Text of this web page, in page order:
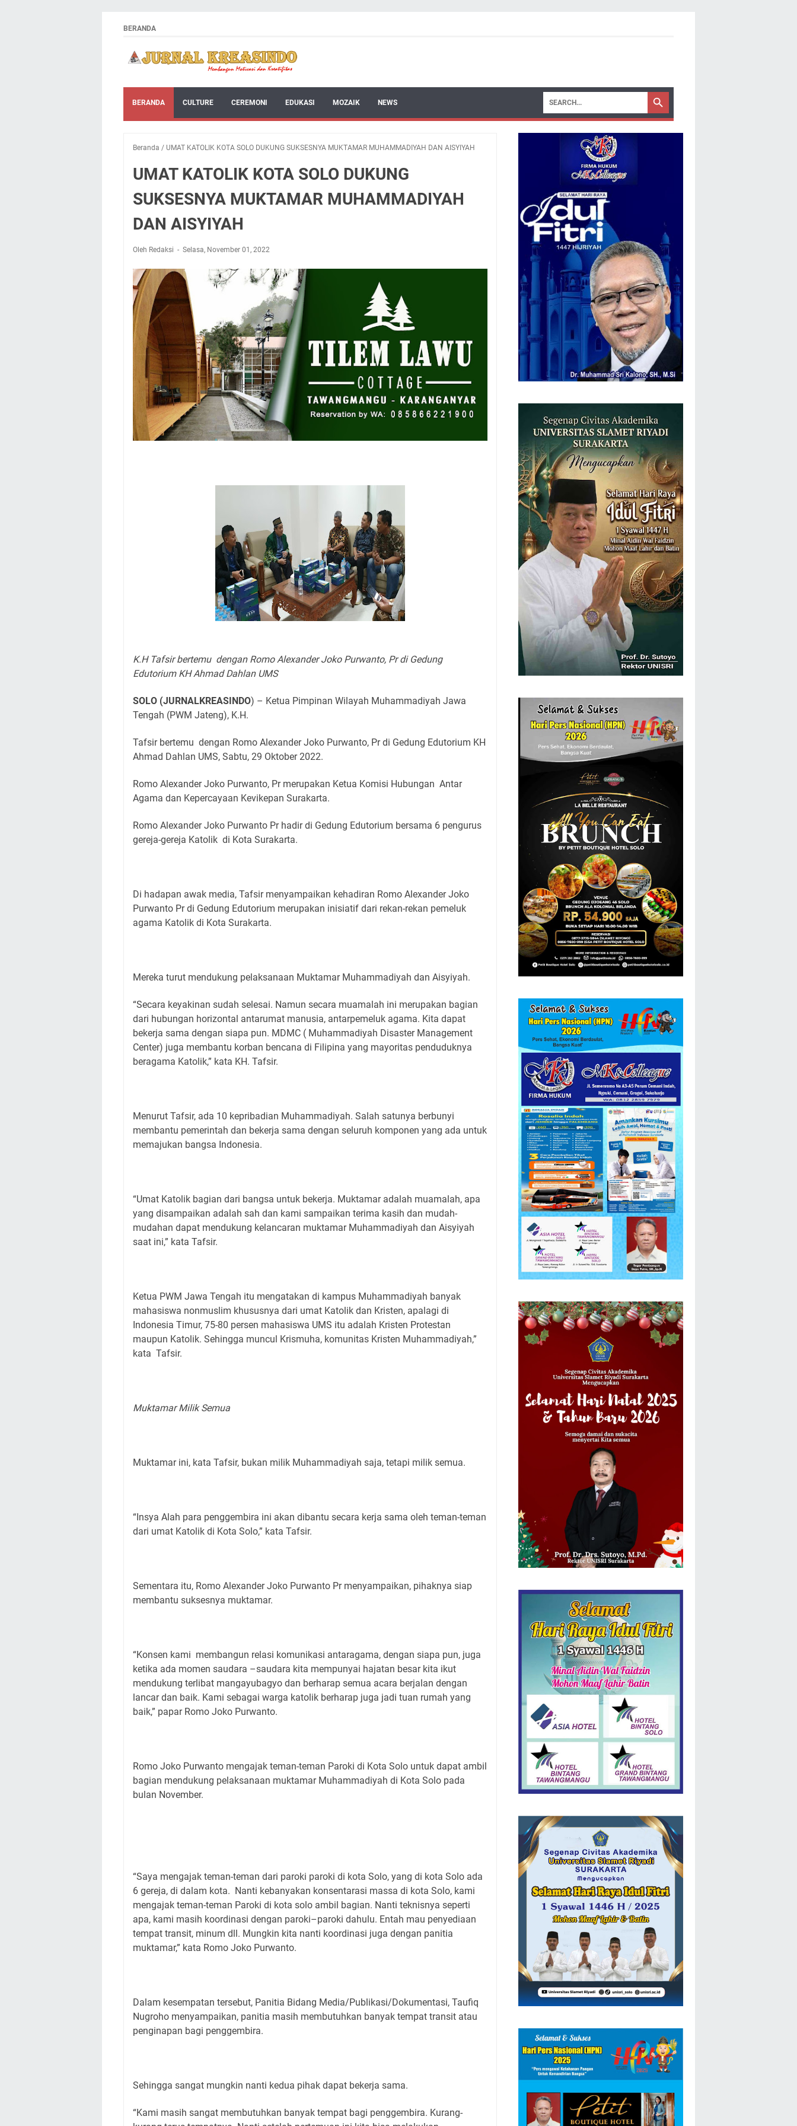
BERANDA
BERANDA CULTURE CEREMONI EDUKASI MOZAIK NEWS
Beranda / UMAT KATOLIK KOTA SOLO DUKUNG SUKSESNYA MUKTAMAR MUHAMMADIYAH DAN AISYIYAH
UMAT KATOLIK KOTA SOLO DUKUNG
SUKSESNYA MUKTAMAR MUHAMMADIYAH
DAN AISYIYAH
Oleh Redaksi Selasa, November 01, 2022
K.H Tafsir bertemu dengan Romo Alexander Joko Purwanto, Pr di Gedung
Edutorium KH Ahmad Dahlan UMS
SOLO (JURNALKREASINDO) – Ketua Pimpinan Wilayah Muhammadiyah Jawa
Tengah (PWM Jateng), K.H.
Tafsir bertemu dengan Romo Alexander Joko Purwanto, Pr di Gedung Edutorium KH
Ahmad Dahlan UMS, Sabtu, 29 Oktober 2022.
Romo Alexander Joko Purwanto, Pr merupakan Ketua Komisi Hubungan Antar
Agama dan Kepercayaan Kevikepan Surakarta.
Romo Alexander Joko Purwanto Pr hadir di Gedung Edutorium bersama 6 pengurus
gereja-gereja Katolik di Kota Surakarta.
Di hadapan awak media, Tafsir menyampaikan kehadiran Romo Alexander Joko
Purwanto Pr di Gedung Edutorium merupakan inisiatif dari rekan-rekan pemeluk
agama Katolik di Kota Surakarta.
Mereka turut mendukung pelaksanaan Muktamar Muhammadiyah dan Aisyiyah.
“Secara keyakinan sudah selesai. Namun secara muamalah ini merupakan bagian
dari hubungan horizontal antarumat manusia, antarpemeluk agama. Kita dapat
bekerja sama dengan siapa pun. MDMC ( Muhammadiyah Disaster Management
Center) juga membantu korban bencana di Filipina yang mayoritas penduduknya
beragama Katolik,” kata KH. Tafsir.
Menurut Tafsir, ada 10 kepribadian Muhammadiyah. Salah satunya berbunyi
membantu pemerintah dan bekerja sama dengan seluruh komponen yang ada untuk
memajukan bangsa Indonesia.
“Umat Katolik bagian dari bangsa untuk bekerja. Muktamar adalah muamalah, apa
yang disampaikan adalah sah dan kami sampaikan terima kasih dan mudah-
mudahan dapat mendukung kelancaran muktamar Muhammadiyah dan Aisyiyah
saat ini,” kata Tafsir.
Ketua PWM Jawa Tengah itu mengatakan di kampus Muhammadiyah banyak
mahasiswa nonmuslim khususnya dari umat Katolik dan Kristen, apalagi di
Indonesia Timur, 75-80 persen mahasiswa UMS itu adalah Kristen Protestan
maupun Katolik. Sehingga muncul Krismuha, komunitas Kristen Muhammadiyah,”
kata Tafsir.
Muktamar Milik Semua
Muktamar ini, kata Tafsir, bukan milik Muhammadiyah saja, tetapi milik semua.
“Insya Alah para penggembira ini akan dibantu secara kerja sama oleh teman-teman
dari umat Katolik di Kota Solo,” kata Tafsir.
Sementara itu, Romo Alexander Joko Purwanto Pr menyampaikan, pihaknya siap
membantu suksesnya muktamar.
“Konsen kami membangun relasi komunikasi antaragama, dengan siapa pun, juga
ketika ada momen saudara –saudara kita mempunyai hajatan besar kita ikut
mendukung terlibat mangayubagyo dan berharap semua acara berjalan dengan
lancar dan baik. Kami sebagai warga katolik berharap juga jadi tuan rumah yang
baik,” papar Romo Joko Purwanto.
Romo Joko Purwanto mengajak teman-teman Paroki di Kota Solo untuk dapat ambil
bagian mendukung pelaksanaan muktamar Muhammadiyah di Kota Solo pada
bulan November.
“Saya mengajak teman-teman dari paroki paroki di kota Solo, yang di kota Solo ada
6 gereja, di dalam kota. Nanti kebanyakan konsentarasi massa di kota Solo, kami
mengajak teman-teman Paroki di kota solo ambil bagian. Nanti teknisnya seperti
apa, kami masih koordinasi dengan paroki–paroki dahulu. Entah mau penyediaan
tempat transit, minum dll. Mungkin kita nanti koordinasi juga dengan panitia
muktamar,” kata Romo Joko Purwanto.
Dalam kesempatan tersebut, Panitia Bidang Media/Publikasi/Dokumentasi, Taufiq
Nugroho menyampaikan, panitia masih membutuhkan banyak tempat transit atau
penginapan bagi penggembira.
Sehingga sangat mungkin nanti kedua pihak dapat bekerja sama.
“Kami masih sangat membutuhkan banyak tempat bagi penggembira. Kurang-